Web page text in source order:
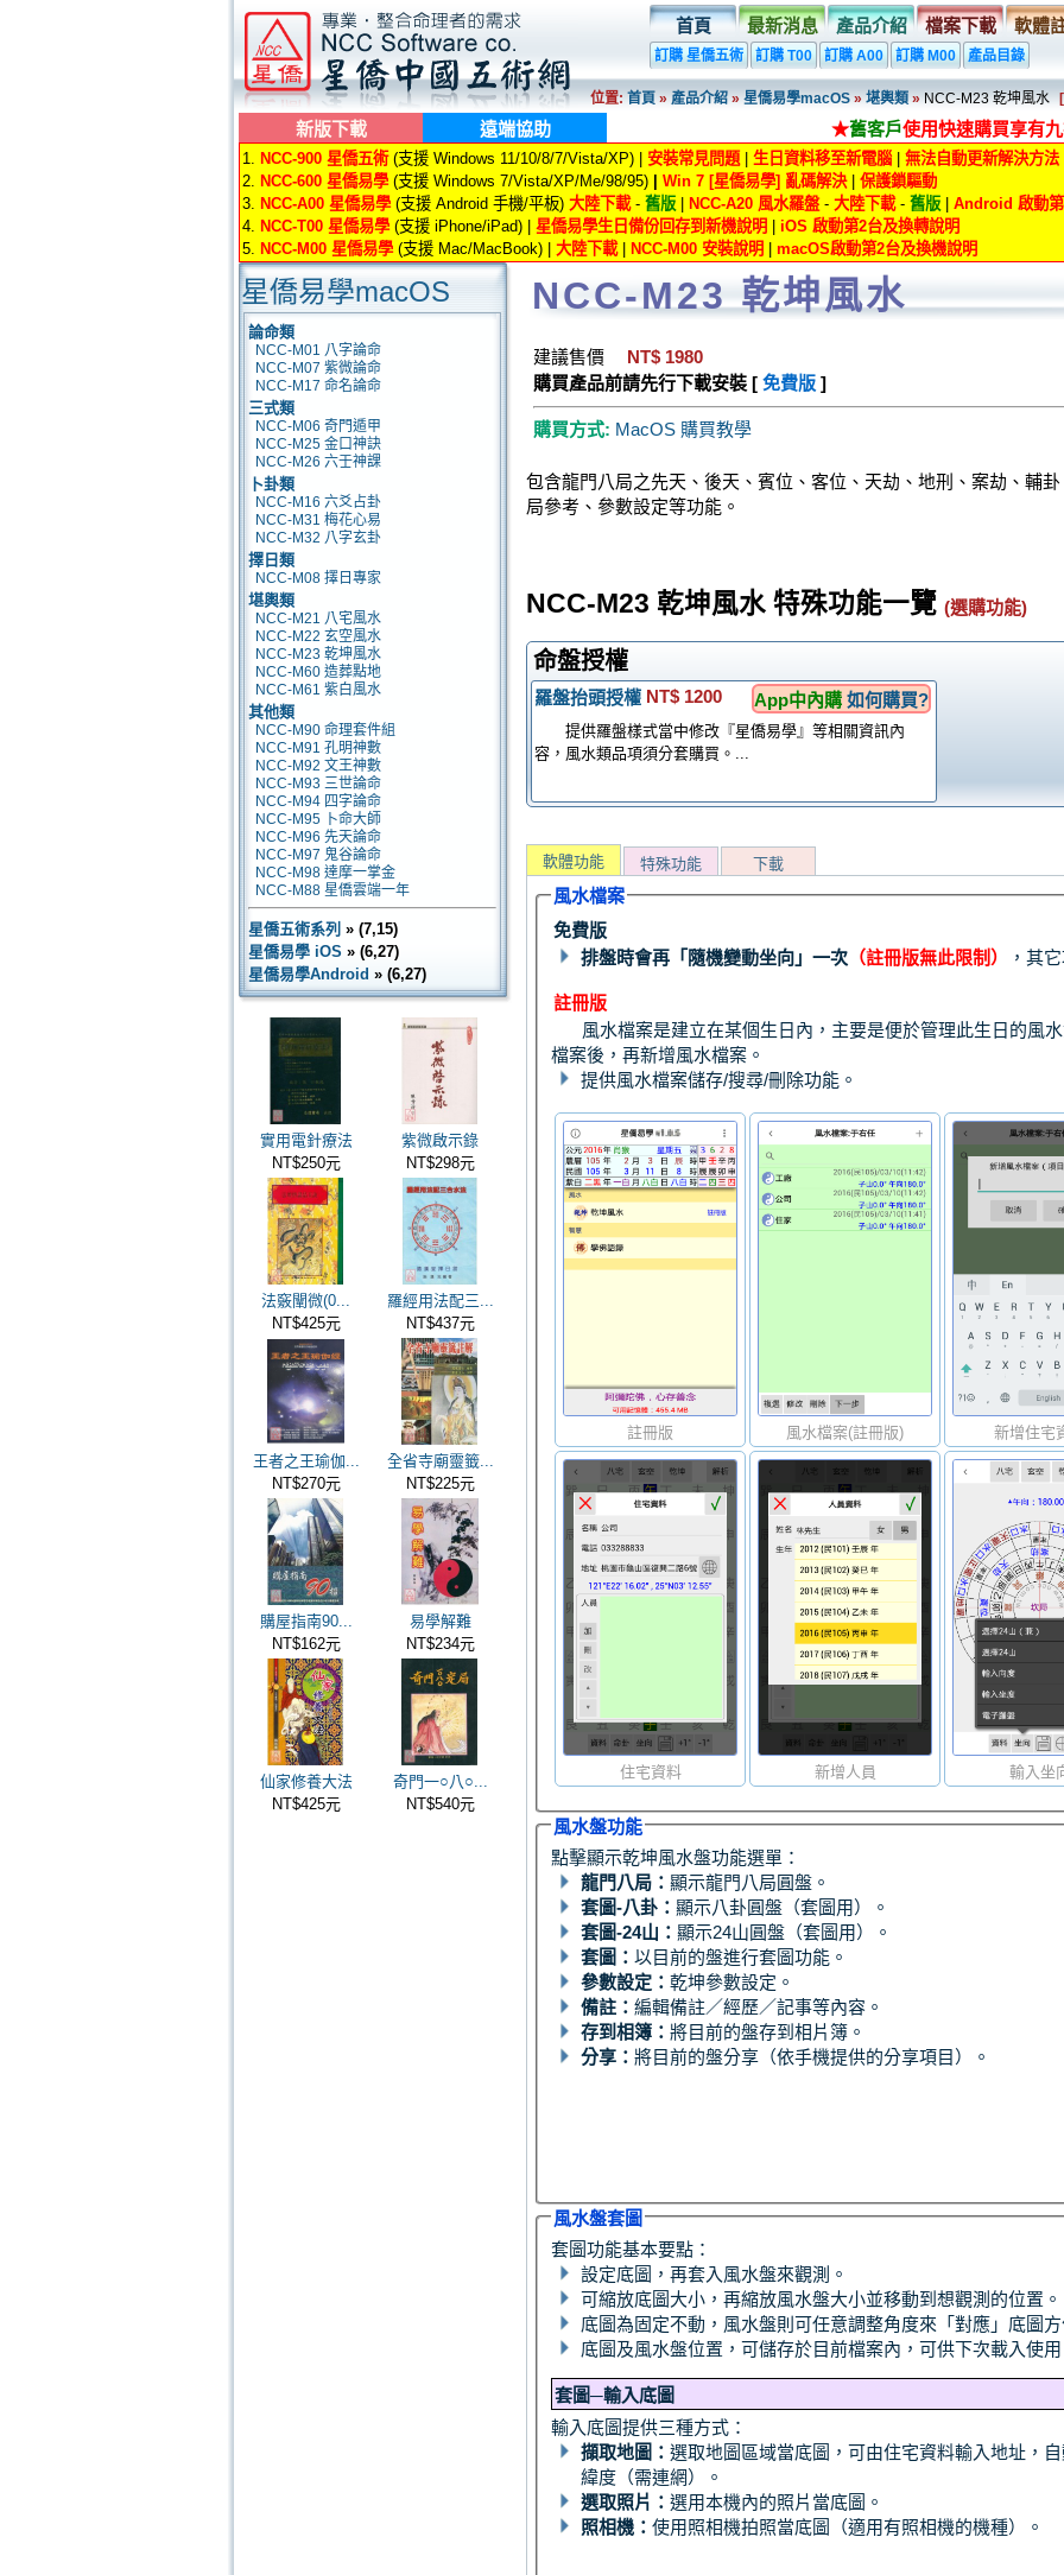
首頁 最新消息 產品介紹 檔案下載 軟體
訂購 星僑五術 訂購 T00 訂購 A00 訂購 M00 產品目錄
位置:首頁»產品介紹»星僑易學macOS»堪輿類»NCC-M23 乾坤風水
新版下載 遠端協助 ★舊客戶使用快速購買享有
1. NCC-900 星僑五術(支援 Windows 11/10/8/7/Vista/XP) | 安裝常見問題| 生日資料移至新電腦| 無法自動更新解決方法
2. NCC-600 星僑易學(支援 Windows 7/Vista/XP/Me/98/95) Win 7 [星僑易學] 亂碼解決| 保護鎖驅動
3. NCC-A00 星僑易學(支援 Android 手機/平板) 大陸下載- 舊版 NCC-A20 風水羅盤- 大陸下載- 舊版
Android 啟動
4. NCC-T00 星僑易學(支援 iPhone/iPad) | 星僑易學生日備份回存到新機說明
iOS 啟動第2台及換轉說明
5. NCC-M00 星僑易學(支援 Mac/MacBook) | 大陸下載| NCC-M00 安裝說明 macOS啟動第2台及換機說明
星僑易學macOS
論命類
NCC-M01 八字論命
NCC-M07 紫微論命
NCC-M17 命名論命
三式類
NCC-M06 奇門遁甲
NCC-M25 金口神訣
NCC-M26 六壬神課
卜卦類
NCC-M16 六爻占卦
NCC-M31 梅花心易
NCC-M32 八字玄卦
擇日類
NCC-M08 擇日專家
堪輿類
NCC-M21 八宅風水
NCC-M22 玄空風水
NCC-M23 乾坤風水
NCC-M60 造葬點地
NCC-M61 紫白風水
其他類
NCC-M90 命理套件組
NCC-M91 孔明神數
NCC-M92 文王神數
NCC-M93 三世論命
NCC-M94 四字論命
NCC-M95 卜命大師
NCC-M96 先天論命
NCC-M97 鬼谷論命
NCC-M98 達摩一掌金
NCC-M88 星僑雲端一年
星僑五術系列 » (7,15)
星僑易學 iOS » (6,27)
星僑易學Android » (6,27)
實用電針療法
NT$250元
紫微啟示錄
NT$298元
法竅闡微(0...
NT$425元
羅經用法配三...
NT$437元
王者之王瑜伽...
NT$270元
全省寺廟靈籤...
NT$225元
購屋指南90...
NT$162元
易學解難
NT$234元
仙家修養大法
NT$425元
奇門一○八○...
NT$540元
NCC-M23 乾坤風水
建議售價
NT$ 1980
購買產品前請先行下載安裝 [ 免費版 ]
購買方式: MacOS 購買教學
包含龍門八局之先天、後天、賓位、客位、天劫、地刑、案劫、輔
局參考、參數設定等功能。
NCC-M23 乾坤風水 特殊功能一覽 (選購功能)
命盤授權
羅盤抬頭授權 NT$ 1200 App中內購 如何購買?
提供羅盤樣式當中修改『星僑易學』等相關資訊內
容，風水類品項須分套購買。...
軟體功能 特殊功能 下載
風水檔案
免費版
排盤時會再「隨機變動坐向」一次 （註冊版無此限制） ，其
註冊版
風水檔案是建立在某個生日內，主要是便於管理此生日的風
檔案後，再新增風水檔案。
提供風水檔案儲存/搜尋/刪除功能。
註冊版 風水檔案(註冊版) 新增住宅
住宅資料 新增人員 輸入坐
風水盤功能
點擊顯示乾坤風水盤功能選單：
龍門八局：顯示龍門八局圓盤。
套圖-八卦：顯示八卦圓盤（套圖用）。
套圖-24山：顯示24山圓盤（套圖用）。
套圖：以目前的盤進行套圖功能。
參數設定：乾坤參數設定。
備註：編輯備註／經歷／記事等內容。
存到相簿：將目前的盤存到相片簿。
分享：將目前的盤分享（依手機提供的分享項目）。
風水盤套圖
套圖功能基本要點：
設定底圖，再套入風水盤來觀測。
可縮放底圖大小，再縮放風水盤大小並移動到想觀測的位置。
底圖為固定不動，風水盤則可任意調整角度來「對應」底圖
底圖及風水盤位置，可儲存於目前檔案內，可供下次載入使
套圖─輸入底圖
輸入底圖提供三種方式：
擷取地圖：選取地圖區域當底圖，可由住宅資料輸入地址，
緯度（需連網）。
選取照片：選用本機內的照片當底圖。
照相機：使用照相機拍照當底圖（適用有照相機的機種）。